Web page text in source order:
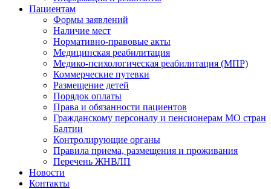
Пациентам
Формы заявлений
Наличие мест
Нормативно-правовые акты
Медицинская реабилитация
Медико-психологическая реабилитация (МПР)
Коммерческие путевки
Размещение детей
Порядок оплаты
Права и обязанности пациентов
Гражданскому персоналу и пенсионерам МО стран
Балтии
Контролирующие органы
Правила приема, размещения и проживания
Перечень ЖНВЛП
Новости
Контакты